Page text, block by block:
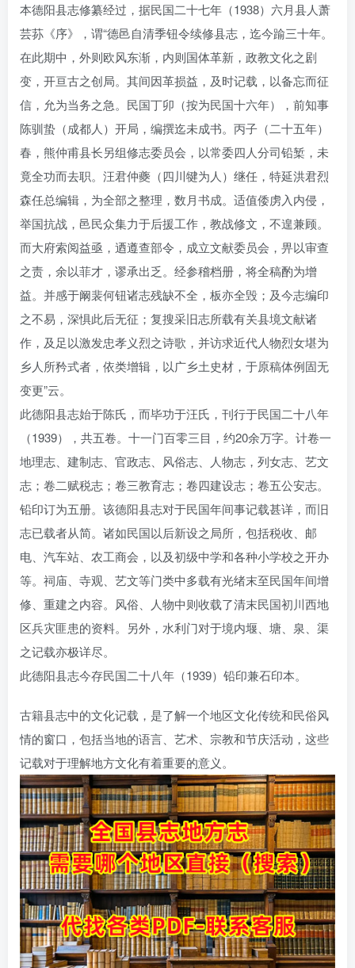
本德阳县志修纂经过，据民国二十七年（1938）六月县人萧
芸荪《序》，谓“德邑自清季钮令续修县志，迄今踰三十年。
在此期中，外则欧风东渐，内则国体革新，政教文化之剧
变，开亘古之创局。其间因革损益，及时记载，以备忘而征
信，允为当务之急。民国丁卯（按为民国十六年），前知事
陈驯蛰（成都人）开局，编撰迄未成书。丙子（二十五年）
春，熊仲甫县长另组修志委员会，以常委四人分司铅椠，未
竟全功而去职。汪君仲夔（四川犍为人）继任，特延洪君烈
森任总编辑，为全部之整理，数月书成。适值倭虏入内侵，
举国抗战，邑民众集力于后援工作，教战修文，不遑兼顾。
而大府索阅益亟，迺遵查部令，成立文献委员会，畀以审查
之责，余以菲才，谬承出乏。经参稽档册，将全稿酌为增
益。并感于阚裴何钮诸志残缺不全，板亦全毁；及今志编印
之不易，深惧此后无征；复搜采旧志所载有关县境文献诸
作，及足以激发忠孝义烈之诗歌，并访求近代人物烈女堪为
乡人所矜式者，依类增辑，以广乡土史材，于原稿体例固无
变更”云。
此德阳县志始于陈氏，而毕功于汪氏，刊行于民国二十八年
（1939），共五卷。十一门百零三目，约20余万字。计卷一
地理志、建制志、官政志、风俗志、人物志，列女志、艺文
志；卷二赋税志；卷三教育志；卷四建设志；卷五公安志。
铅印订为五册。该德阳县志对于民国年间事记载甚详，而旧
志已载者从简。诸如民国以后新设之局所，包括税收、邮
电、汽车站、农工商会，以及初级中学和各种小学校之开办
等。祠庙、寺观、艺文等门类中多载有光绪末至民国年间增
修、重建之内容。风俗、人物中则收载了清末民国初川西地
区兵灾匪患的资料。另外，水利门对于境内堰、塘、泉、渠
之记载亦极详尽。
此德阳县志今存民国二十八年（1939）铅印兼石印本。
古籍县志中的文化记载，是了解一个地区文化传统和民俗风
情的窗口，包括当地的语言、艺术、宗教和节庆活动，这些
记载对于理解地方文化有着重要的意义。